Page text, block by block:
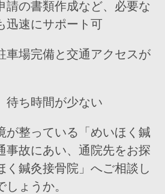
請の書類作成など、必要な
迅速にサポート可
車場完備と交通アクセスが
待ち時間が少ない
が整っている「めいほく鍼
事故にあい、通院先をお探
く鍼灸接骨院」へご相談し
ょうか。